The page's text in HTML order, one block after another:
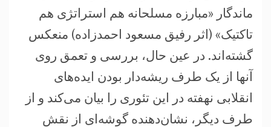
ماندگار «مبارزه مسلحانه هم استراتژی هم
تاکتیک» (اثر رفیق مسعود احمدزاده) منعکس
گشته‌اند. در عین حال، بررسی و تعمق روی
آنها از یک طرف ریشه‌دار بودن ایده‌های
انقلابی نهفته در این تئوری را بیان می‌کند و از
طرف دیگر، نشان‌دهنده گوشه‌ای از نقش